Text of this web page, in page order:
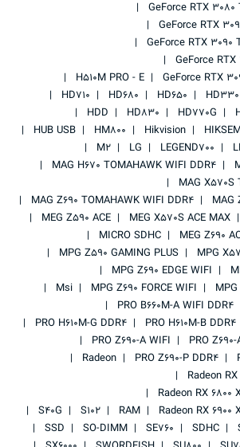
GeForce RTX 3080
GeForce RTX
GeForce RTX 3090
GeForce
GeForce RTX
H510M PRO - E
HD330
HD650
HD680
HD710
HD770G
HD830
HDD
Hikvision
HM800
HUB USB
LEGEND700
LG
M2
MAG H670 TOMAHAWK WIFI DDR4
MAG X570S
MAG
MAG Z690 TOMAHAWK WIFI DDR4
MEG X570S ACE MAX
MEG Z590 ACE
MEG Z690
MICRO SDHC
MPG
MPG Z590 GAMING PLUS
MPG Z690 EDGE WIFI
MPG Z690 FORCE WIFI
Msi
PRO B660M-A WIFI DDR4
PRO H610M-B DDR4
PRO H610M-G DDR4
PRO
PRO Z690-A WIFI
PRO Z690-P DDR4
Radeon
Radeon
Radeon RX 6800
Radeon RX 6900
RAM
S102
S40G
SDHC
SE760
SO-DIMM
SSD